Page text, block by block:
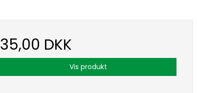
35,00 DKK
Vis produkt